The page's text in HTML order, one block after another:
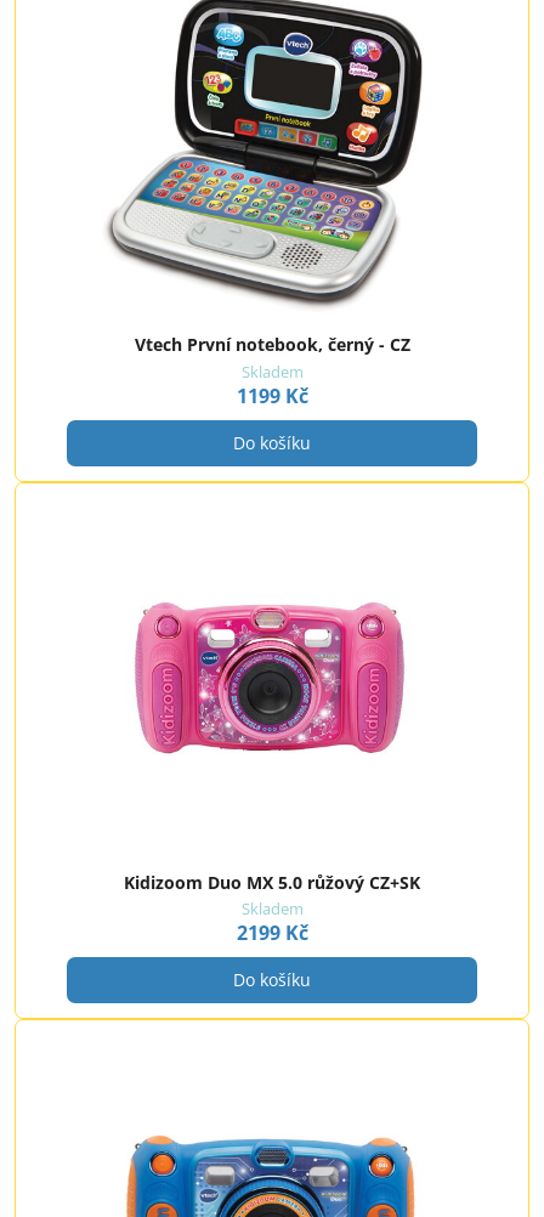
Vtech První notebook, černý - CZ
Skladem
1199 Kč
Do košíku
Kidizoom Duo MX 5.0 růžový CZ+SK
Skladem
2199 Kč
Do košíku